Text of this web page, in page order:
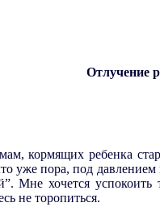
Отлучение
кормящих ребенка
уже пора, под
Мне хочется
не торопиться.